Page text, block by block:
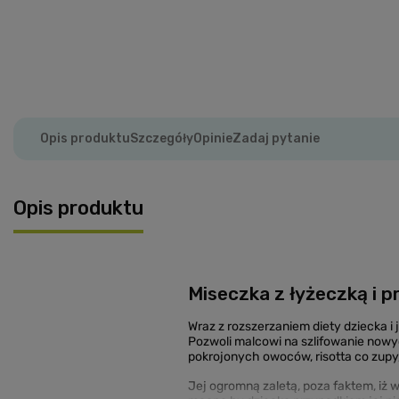
Opis produktuSzczegółyOpinieZadaj pytanie
Opis produktu
Miseczka z łyżeczką i
Wraz z rozszerzaniem diety dziecka
Pozwoli malcowi na szlifowanie
pokrojonych owoców, risotta co
Jej ogromną zaletą, poza faktem, iż